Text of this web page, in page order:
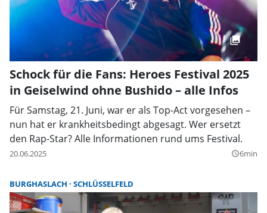
Schock für die Fans: Heroes Festival 2025
in Geiselwind ohne Bushido – alle Infos
Für Samstag, 21. Juni, war er als Top-Act vorgesehen –
nun hat er krankheitsbedingt abgesagt. Wer ersetzt
den Rap-Star? Alle Informationen rund ums Festival.
20.06.2025 query_builder6min
BURGHASLACH SCHLÜSSELFELD